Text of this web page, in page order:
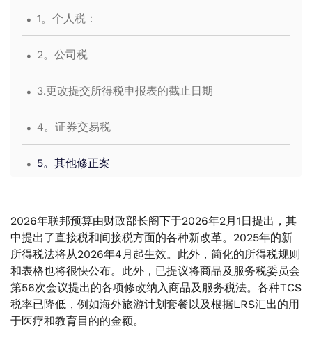
. 1。个人税：
. 2。公司税
. 3.更改提交所得税申报表的截止日期
. 4。证券交易税
. 5。其他修正案
. 2。修订与反向关税结构相关的商品及服务税退款条
款
. 3.国家预先裁决上诉机构。
. 4。“中介服务” 的供应地点
2026年联邦预算由财政部长阁下于2026年2月1日提出，其
中提出了直接税和间接税方面的各种新改革。2025年的新
所得税法将从2026年4月起生效。此外，简化的所得税规则
和表格也将很快公布。此外，已提议将商品及服务税委员会
第56次会议提出的各项修改纳入商品及服务税法。各种TCS
税率已降低，例如海外旅游计划套餐以及根据LRS汇出的用
于医疗和教育目的的金额。